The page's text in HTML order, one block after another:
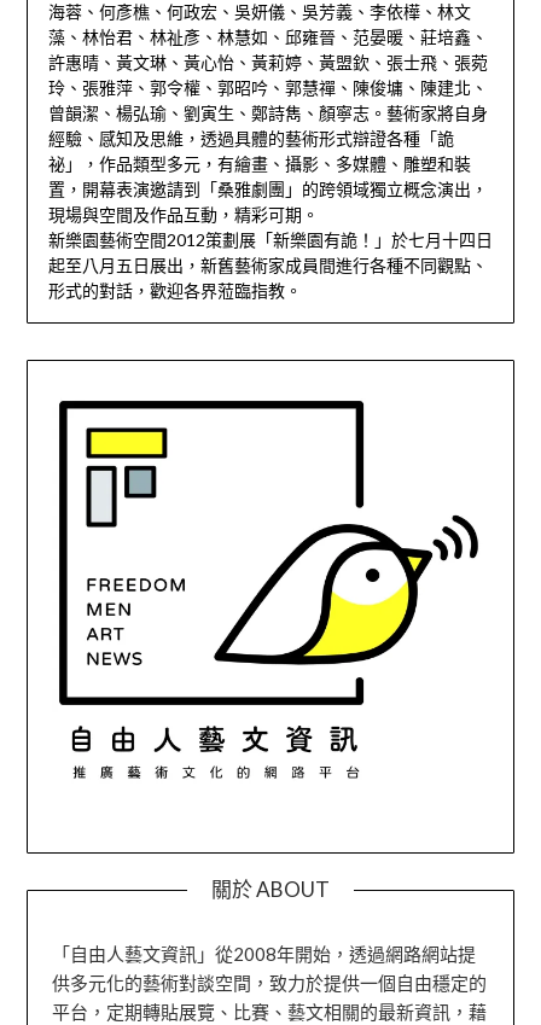
海蓉、何彥樵、何政宏、吳妍儀、吳芳義、李依樺、林文
藻、林怡君、林祉彥、林慧如、邱雍晉、范晏暖、莊培鑫、
許惠晴、黃文琳、黃心怡、黃莉婷、黃盟欽、張士飛、張菀
玲、張雅萍、郭令權、郭昭吟、郭慧禪、陳俊墉、陳建北、
曾韻潔、楊弘瑜、劉寅生、鄭詩雋、顏寧志。藝術家將自身
經驗、感知及思維，透過具體的藝術形式辯證各種「詭
祕」，作品類型多元，有繪畫、攝影、多媒體、雕塑和裝
置，開幕表演邀請到「桑雅劇團」的跨領域獨立概念演出，
現場與空間及作品互動，精彩可期。
新樂園藝術空間2012策劃展「新樂園有詭！」於七月十四日
起至八月五日展出，新舊藝術家成員間進行各種不同觀點、
形式的對話，歡迎各界蒞臨指教。
關於 ABOUT
「自由人藝文資訊」從2008年開始，透過網路網站提
供多元化的藝術對談空間，致力於提供一個自由穩定的
平台，定期轉貼展覽、比賽、藝文相關的最新資訊，藉